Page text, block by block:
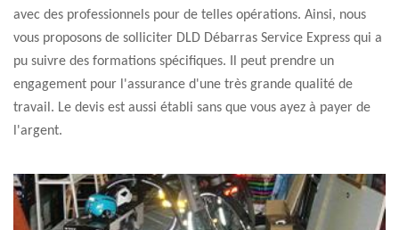
avec des professionnels pour de telles opérations. Ainsi, nous
vous proposons de solliciter DLD Débarras Service Express qui a
pu suivre des formations spécifiques. Il peut prendre un
engagement pour l'assurance d'une très grande qualité de
travail. Le devis est aussi établi sans que vous ayez à payer de
l'argent.